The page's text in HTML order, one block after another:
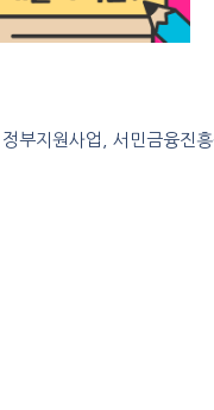
부지원사업, 서민금융진